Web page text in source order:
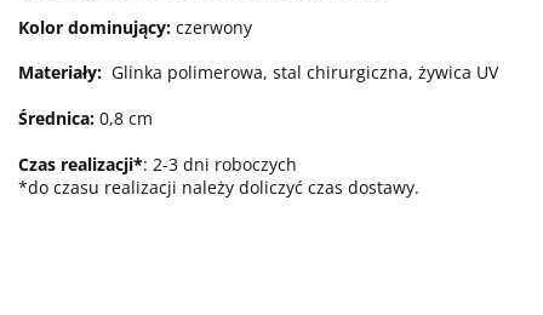
Kolor dominujący: czerwony
Materiały: Glinka polimerowa, stal chirurgiczna, żywica UV
Średnica: 0,8 cm
Czas realizacji*: 2-3 dni roboczych
*do czasu realizacji należy doliczyć czas dostawy.